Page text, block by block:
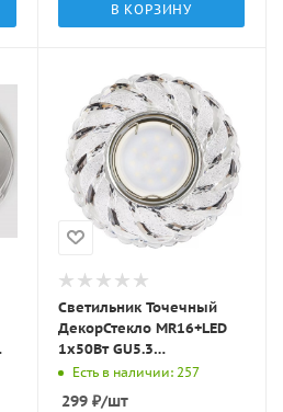
В КОРЗИНУ
Светильник Точечный
ДекорСтекло MR16+LED
1х50Вт GU5.3
Прозрачный D95х25мм
IP20 K1109L/K1670L LBT
Есть в наличии: 257
299 ₽/шт